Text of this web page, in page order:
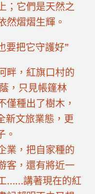
；它們是天然之
然熠熠生輝。
要把它守護好”
畔，紅旗口村的
，只見帳篷林
僅種出了樹木，
新文旅業態，更
。
，把自家種的
客，還有將近一
……講著現在的紅